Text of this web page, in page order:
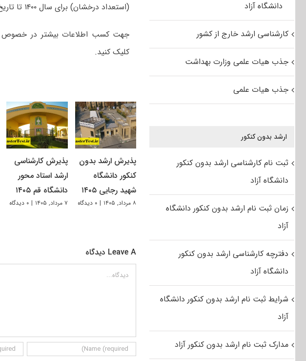
(استعداد درخشان) برای سال ۱۴۰۰ تا تاریخ
جهت کسب اطلاعات بیشتر در خصوص
کلیک کنید.
پذیرش ارشد بدون
کنکور دانشگاه
شهید رجایی ۱۴۰۵
۸ مرداد, ۱۴۰۵ | ۰ دیدگاه
پذیرش کارشناسی
ارشد استاد محور
دانشگاه قم ۱۴۰۵
۷ مرداد, ۱۴۰۵ | ۰ دیدگاه
Leave A دیدگاه
دیدگاه
دانشگاه آزاد
کارشناسی ارشد خارج از کشور
جذب هیات علمی وزارت بهداشت
جذب هیات علمی
ارشد بدون کنکور
ثبت نام کارشناسی ارشد بدون کنکور
دانشگاه آزاد
زمان ثبت نام ارشد بدون کنکور دانشگاه
آزاد
دفترچه کارشناسی ارشد بدون کنکور
دانشگاه آزاد
شرایط ثبت نام ارشد بدون کنکور دانشگاه
آزاد
مدارک ثبت نام ارشد بدون کنکور آزاد